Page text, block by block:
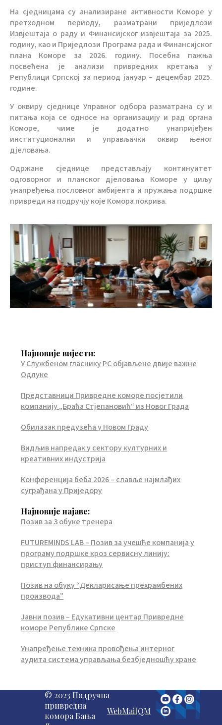
На сједницама су анализиране активности Коморе у
претходном периоду, разматрани приједлози
Извјештаја о раду и Финансијског извјештаја за 2025.
годину, као и Приједлози Програма рада и Финансијског
плана Коморе за 2026. годину. Посебна пажња
посвећена је анализи привредних кретања у
Републици Српској за период јануар – децембар 2025.
године.
У оквиру сједнице Управног одбора разматрана су и
питања која се односе на организацију и рад органа
Коморе, чиме је додатно унапријеђен
институционални и управљачки оквир њеног
дјеловања.
Одржане сједнице представљају континуитет
одговорног и планског дјеловања Коморе у циљу
унапређења пословног амбијента и пружања подршке
привреди на подручју које Комора покрива.
Најновије вијести:
У Службеном гласнику РС објављене двије важне
Одлуке
Представници Привредне коморе посјетили
компанију „Браћа Стјепановић“ из Новог Града
Обилазак предузећа у Новом Граду
Видљив напредак у сектору културних и
креативних индустрија
Конференција беба 2026 – славље најмлађих
суграђана у Приједору
Најновије најаве:
Позив за 3 обуке тренера
FUTUREMINDS LAB – Позив за учешће компанија у
програму подршке кроз сервисну линију:
приступ финансирању
Позив на обуку “Декларисање прехрамбених
производа”
Јавни позив – Едукативни центар Привредне
коморе Републике Српске
Унапређење техника провођења интерног
аудита система управљања безбједношћу хране
© 2023 Подручна
привредна
комора Бања
WebMailQM